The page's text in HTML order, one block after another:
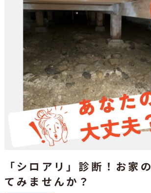
「シロアリ」診断！お家
てみませんか？